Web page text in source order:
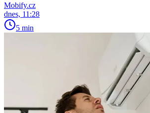
Mobify.cz
dnes, 11:28
5 min